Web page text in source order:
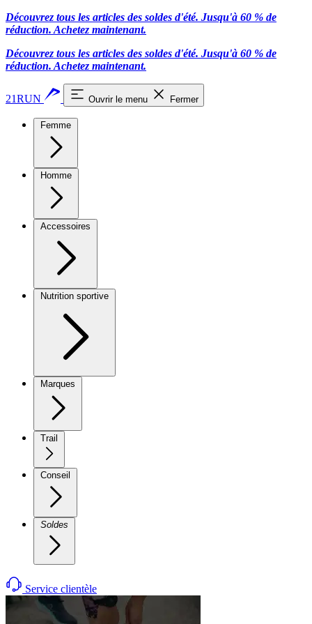
Découvrez tous les articles des soldes d'été. Jusqu'à 60 % de
réduction. Achetez maintenant.
Découvrez tous les articles des soldes d'été. Jusqu'à 60 % de
réduction. Achetez maintenant.
21RUN Ouvrir le menu Fermer
Femme
Homme
Accessoires
Nutrition sportive
Marques
Trail
Conseil
Soldes
Service clientèle